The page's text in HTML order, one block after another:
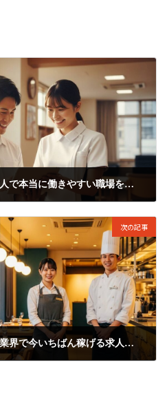
2026年最新！札幌の福祉求人で本当に働きやすい職場を見つけるコツ
次の記事
【2026年最新】札幌の飲食業界で今いちばん稼げる求人と人気バイトを徹底調査！